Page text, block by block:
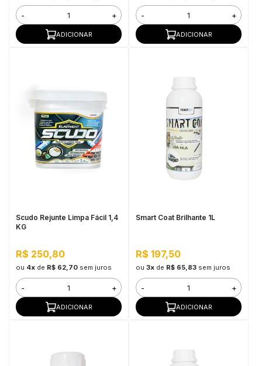
- +
ADICIONAR
- +
ADICIONAR
Scudo Rejunte Limpa Fácil 1,4
KG
R$ 250,80
ou 4xde R$ 62,70 sem juros
- +
ADICIONAR
Smart Coat Brilhante 1L
R$ 197,50
ou 3xde R$ 65,83 sem juros
- +
ADICIONAR